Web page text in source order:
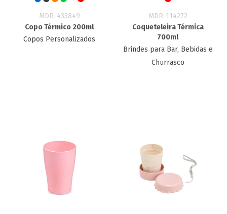
MDR-433849
Copo Térmico 200ml
Copos Personalizados
MDR-114272
Coqueteleira Térmica
700ml
Brindes para Bar, Bebidas e
Churrasco